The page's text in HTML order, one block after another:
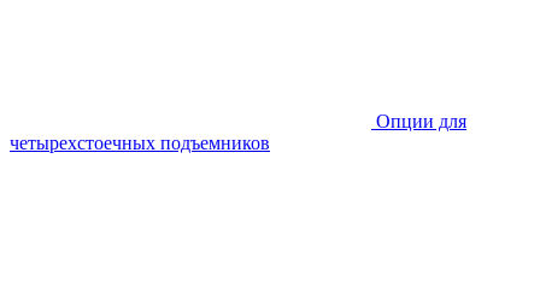
Опции для
четырехстоечных подъемников